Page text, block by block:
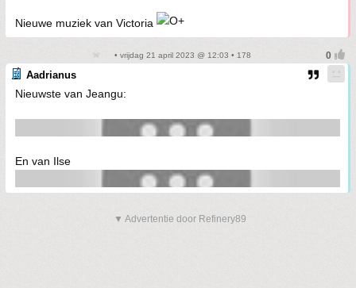
Nieuwe muziek van Victoria
• vrijdag 21 april 2023 @ 12:03 • 178
Aadrianus
Nieuwste van Jeangu:
En van Ilse
▼ Advertentie door Refinery89